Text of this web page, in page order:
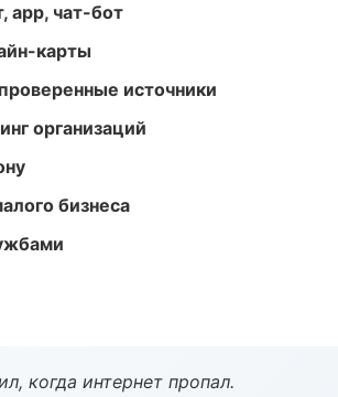
app, чат-бот
карты
источники
организаций
бизнеса
когда интернет пропал.